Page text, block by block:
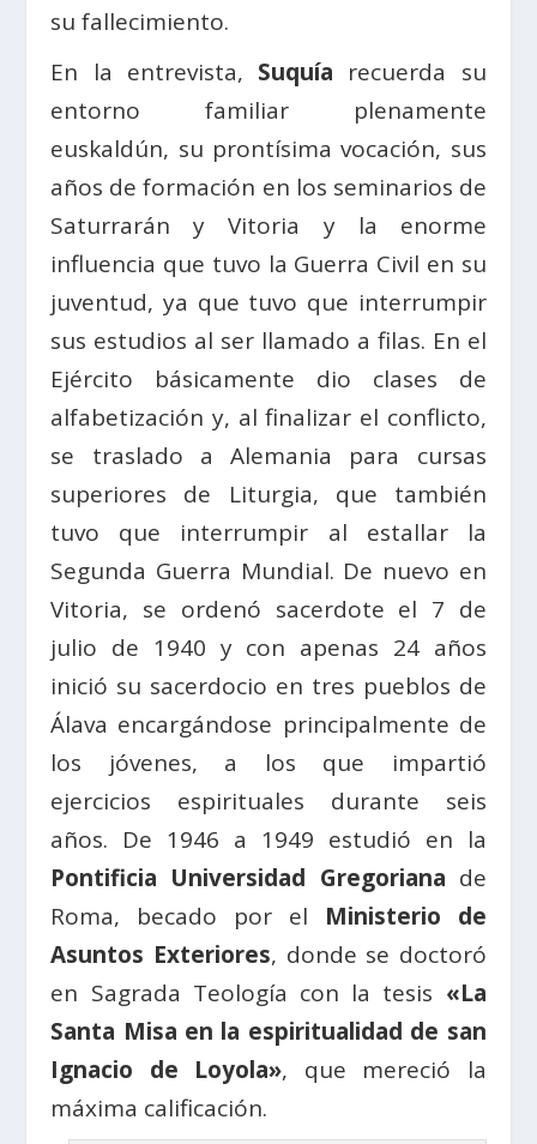
su fallecimiento.
En la entrevista, Suquía recuerda su
entorno familiar plenamente
euskaldún, su prontísima vocación, sus
años de formación en los seminarios de
Saturrarán y Vitoria y la enorme
influencia que tuvo la Guerra Civil en su
juventud, ya que tuvo que interrumpir
sus estudios al ser llamado a filas. En el
Ejército básicamente dio clases de
alfabetización y, al finalizar el conflicto,
se traslado a Alemania para cursas
superiores de Liturgia, que también
tuvo que interrumpir al estallar la
Segunda Guerra Mundial. De nuevo en
Vitoria, se ordenó sacerdote el 7 de
julio de 1940 y con apenas 24 años
inició su sacerdocio en tres pueblos de
Álava encargándose principalmente de
los jóvenes, a los que impartió
ejercicios espirituales durante seis
años. De 1946 a 1949 estudió en la
Pontificia Universidad Gregoriana de
Roma, becado por el Ministerio de
Asuntos Exteriores, donde se doctoró
en Sagrada Teología con la tesis «La
Santa Misa en la espiritualidad de san
Ignacio de Loyola», que mereció la
máxima calificación.